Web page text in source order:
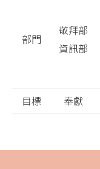
部門
敬拜部
資訊部
目標 奉獻